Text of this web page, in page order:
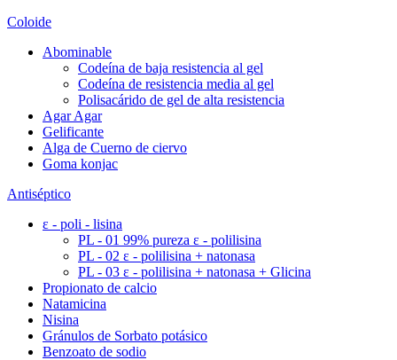
Coloide
Abominable
Codeína de baja resistencia al gel
Codeína de resistencia media al gel
Polisacárido de gel de alta resistencia
Agar Agar
Gelificante
Alga de Cuerno de ciervo
Goma konjac
Antiséptico
ε - poli - lisina
PL - 01 99% pureza ε - polilisina
PL - 02 ε - polilisina + natonasa
PL - 03 ε - polilisina + natonasa + Glicina
Propionato de calcio
Natamicina
Nisina
Gránulos de Sorbato potásico
Benzoato de sodio